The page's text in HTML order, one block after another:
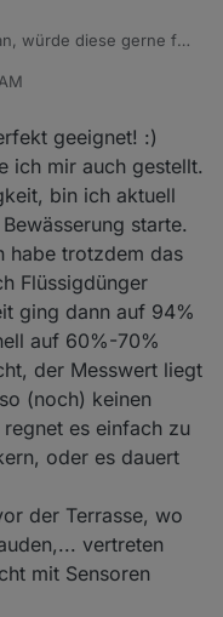
würde diese gerne für
Welche Wert sollte
geeignet! :)
ich mir auch gestellt.
bin ich aktuell
starte.
habe trotzdem das
Flüssigdünger
ging dann auf 94%
auf 60%-70%
der Messwert liegt
(noch) keinen
es einfach zu
oder es dauert
der Terrasse, wo
vertreten
mit Sensoren